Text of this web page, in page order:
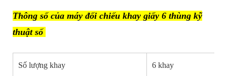
Thông số của máy đối chiếu khay giấy 6 thùng kỹ
thuật số
Số lượng khay 6 khay